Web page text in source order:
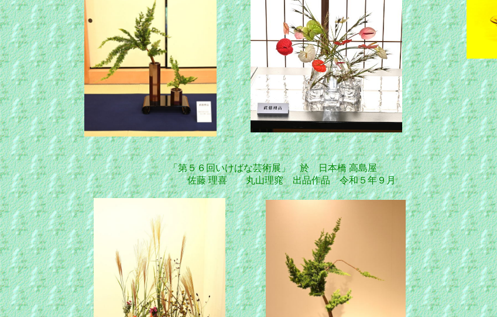
「第５６回いけばな芸術展」 於 日本橋 高島屋
佐藤 理喜 丸山理窕 出品作品 令和５年９月